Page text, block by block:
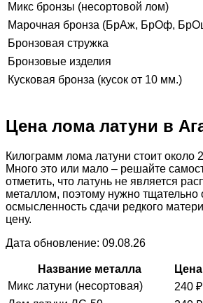
Микс бронзы (несортовой лом)
Марочная бронза (БрАж, БрОф,
Бронзовая стружка
Бронзовые изделия
Кусковая бронза (кусок от 10 мм.)
Цена лома латуни в
Килограмм лома латуни стоит около
Много это или мало – решайте
отметить, что латунь не является
металлом, поэтому нужно тщательно
осмысленность сдачи редкого
цену.
Дата обновление: 09.08.26
Название металла
Цена
Микс латуни (несортовая)
240 ₽